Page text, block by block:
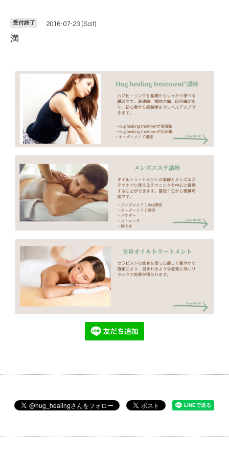
受付終了 2016-07-23 (Sat)
満